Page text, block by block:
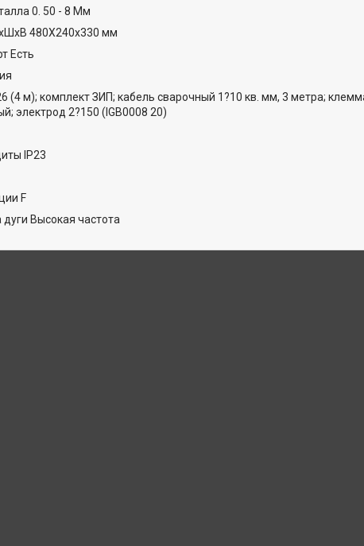
0. 50 - 8 Мм
480Х240х330 мм
Есть
(4 м); комплект ЗИП; кабель сварочный 1?10 кв. мм, 3 метра;
электрод 2?150 (IGB0008 20)
IP23
F
Высокая частота